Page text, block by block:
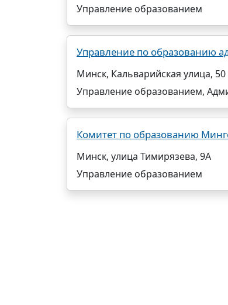
Управление образованием
Управление по образованию
Минск, Кальварийская улица, 50
Управление образованием,
Комитет по образованию
Минск, улица Тимирязева, 9А
Управление образованием